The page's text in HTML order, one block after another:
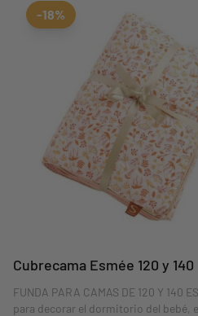
-18%
Cubrecama Esmée 120 y 140
FUNDA PARA CAMAS DE 120 Y 140
para decorar el dormitorio del bebé,